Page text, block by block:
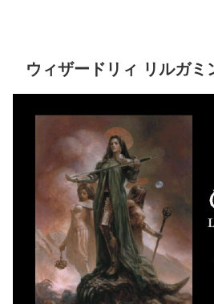
ウィザードリィ リルガミ